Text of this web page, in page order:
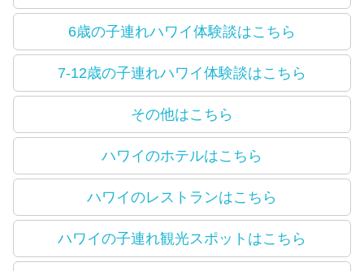
6歳の子連れハワイ体験談はこちら
7-12歳の子連れハワイ体験談はこちら
その他はこちら
ハワイのホテルはこちら
ハワイのレストランはこちら
ハワイの子連れ観光スポットはこちら